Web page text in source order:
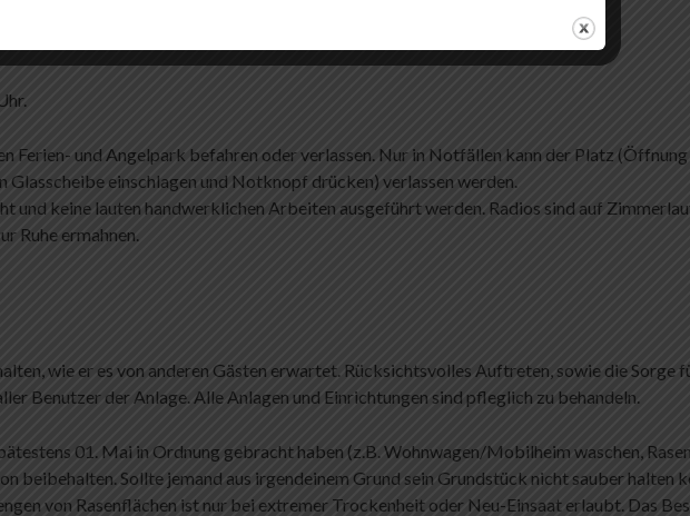
Ferien- und Angelpark befahren oder verlassen. Nur in Notfällen kann der Platz
einschlagen und Notknopf drücken) verlassen werden.
und keine lauten handwerklichen Arbeiten ausgeführt werden. Radios sind auf
Ruhe ermahnen.
wie er es von anderen Gästen erwartet. Rücksichtsvolles Auftreten, sowie die Sorge
Benutzer der Anlage. Alle Anlagen und Einrichtungen sind pfleglich zu behandeln.
01. Mai in Ordnung gebracht haben (z.B. Wohnwagen/Mobilheim waschen,
beibehalten. Sollte jemand aus irgendeinem Grund sein Grundstück nicht sauber halten
von Rasenflächen ist nur bei extremer Trockenheit oder Neu-Einsaat erlaubt. Das